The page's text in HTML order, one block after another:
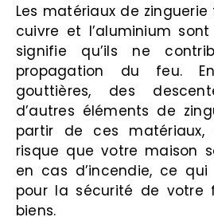
Les matériaux de
cuivre et l’aluminium
signifie qu’ils ne
propagation du feu.
gouttières, des
d’autres éléments de
partir de ces matériaux,
risque que votre maison
en cas d’incendie, ce
pour la sécurité de votre
biens.